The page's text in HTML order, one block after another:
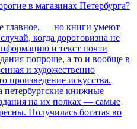
в магазинах Петербурга?
главное, — но книги умеют
когда дороговизна не
и текст почти
попроще, а то и вообще в
и художественно
произведение искусства.
петербургские книжные
на их полках — самые
Получилась богатая во